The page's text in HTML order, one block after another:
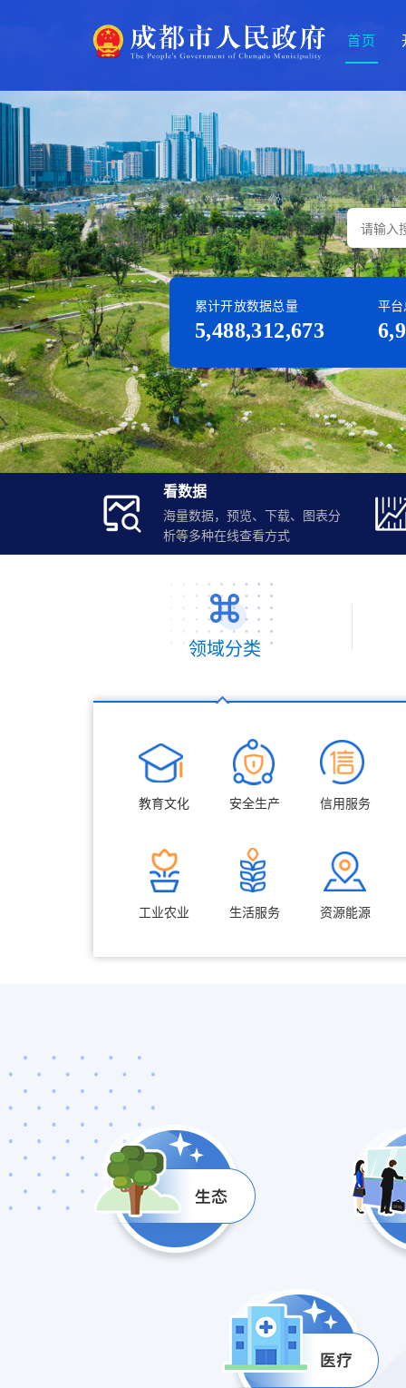
首页
累计开放数据总量
5,488,312,673
平
看数据
海量数据， 预览、下载、图表分
析等多种在线查看方式
领域分类
教育文化 安全生产 信用服务
工业农业 生活服务 资源能源